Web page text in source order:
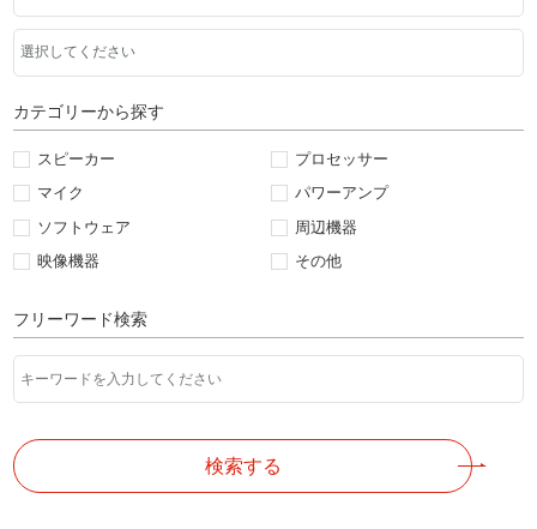
カテゴリーから探す
スピーカー
プロセッサー
マイク
パワーアンプ
ソフトウェア
周辺機器
映像機器
その他
フリーワード検索
検索する